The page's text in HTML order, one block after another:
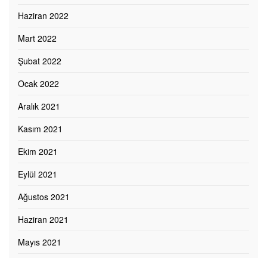
Haziran 2022
Mart 2022
Şubat 2022
Ocak 2022
Aralık 2021
Kasım 2021
Ekim 2021
Eylül 2021
Ağustos 2021
Haziran 2021
Mayıs 2021